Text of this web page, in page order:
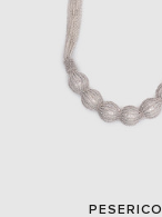
PESERICO